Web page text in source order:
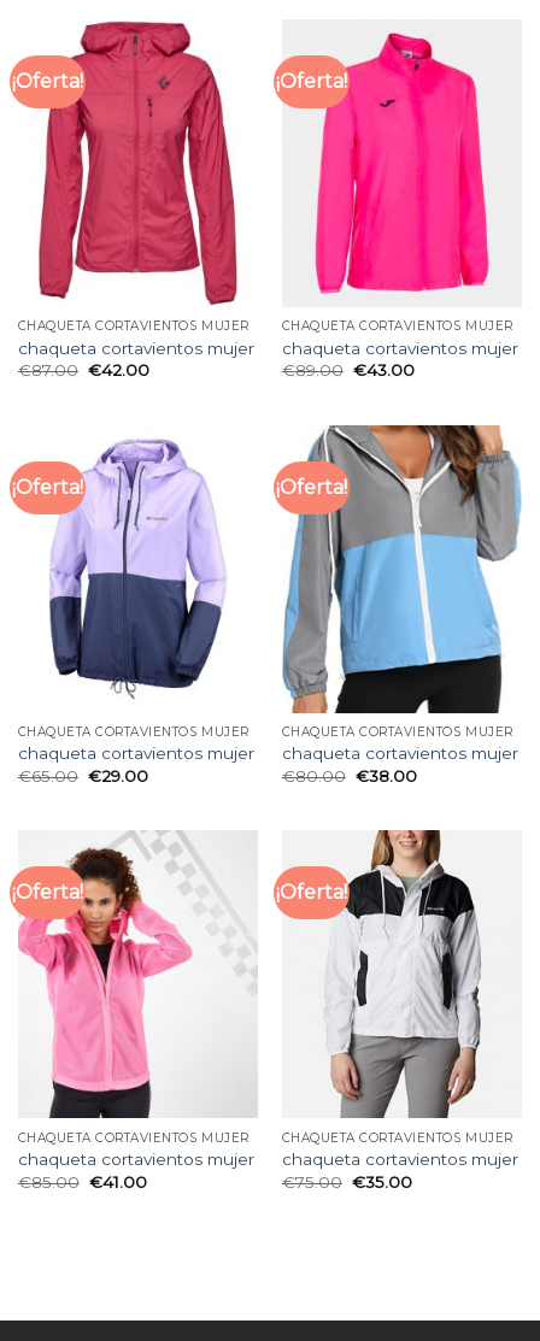
¡Oferta!
CHAQUETA CORTAVIENTOS MUJER
chaqueta cortavientos mujer
€87.00 €42.00
¡Oferta!
CHAQUETA CORTAVIENTOS MUJER
chaqueta cortavientos mujer
€89.00 €43.00
¡Oferta!
CHAQUETA CORTAVIENTOS MUJER
chaqueta cortavientos mujer
€65.00 €29.00
¡Oferta!
CHAQUETA CORTAVIENTOS MUJER
chaqueta cortavientos mujer
€80.00 €38.00
¡Oferta!
CHAQUETA CORTAVIENTOS MUJER
chaqueta cortavientos mujer
€85.00 €41.00
¡Oferta!
CHAQUETA CORTAVIENTOS MUJER
chaqueta cortavientos mujer
€75.00 €35.00